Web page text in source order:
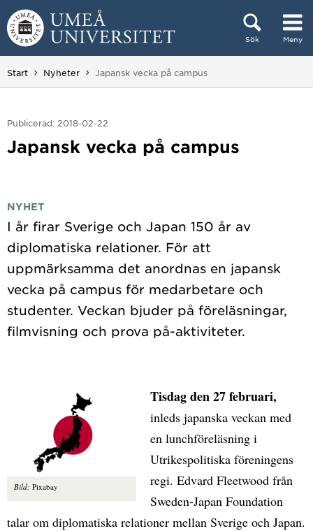
Hoppa direkt till innehållet
Sök Meny
Huvudmenyn dold.
Start Nyheter Du är här:
Japansk vecka på campus
Publicerad: 2018-02-22
Japansk vecka på campus
NYHET
I år firar Sverige och Japan 150 år av
diplomatiska relationer. För att
uppmärksamma det anordnas en japansk
vecka på campus för medarbetare och
studenter. Veckan bjuder på föreläsningar,
Bild: Pixabay
Tisdag den 27 februari,
inleds japanska veckan med
en lunchföreläsning i
Utrikespolitiska föreningens
regi. Edvard Fleetwood från
Sweden-Japan Foundation
talar om diplomatiska relationer mellan Sverige och Japan.